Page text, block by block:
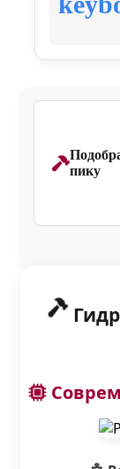
пику